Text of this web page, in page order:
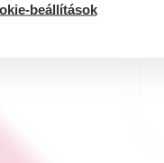
beállítások